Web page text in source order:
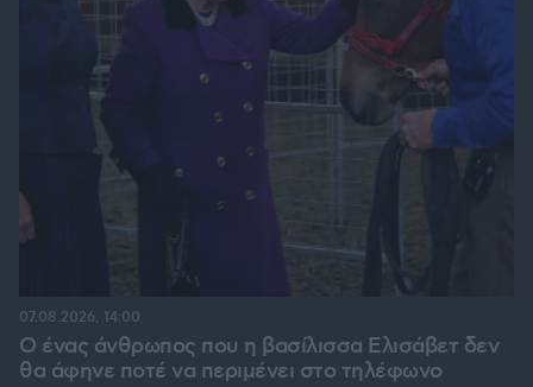
Ο ένας άνθρωπος που η βασίλισσα Ελισάβετ δεν
θα άφηνε ποτέ να περιμένει στο τηλέφωνο
07.08.2026, 14:00